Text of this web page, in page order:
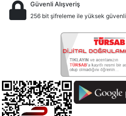
Güvenli Alışveriş
256 bit şifreleme ile yüksek